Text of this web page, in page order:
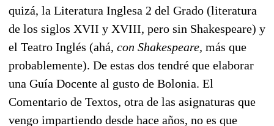
quizá, la Literatura Inglesa 2 del Grado (literatura
de los siglos XVII y XVIII, pero sin Shakespeare) y
el Teatro Inglés (ahá, con Shakespeare, más que
probablemente). De estas dos tendré que elaborar
una Guía Docente al gusto de Bolonia. El
Comentario de Textos, otra de las asignaturas que
vengo impartiendo desde hace años, no es que